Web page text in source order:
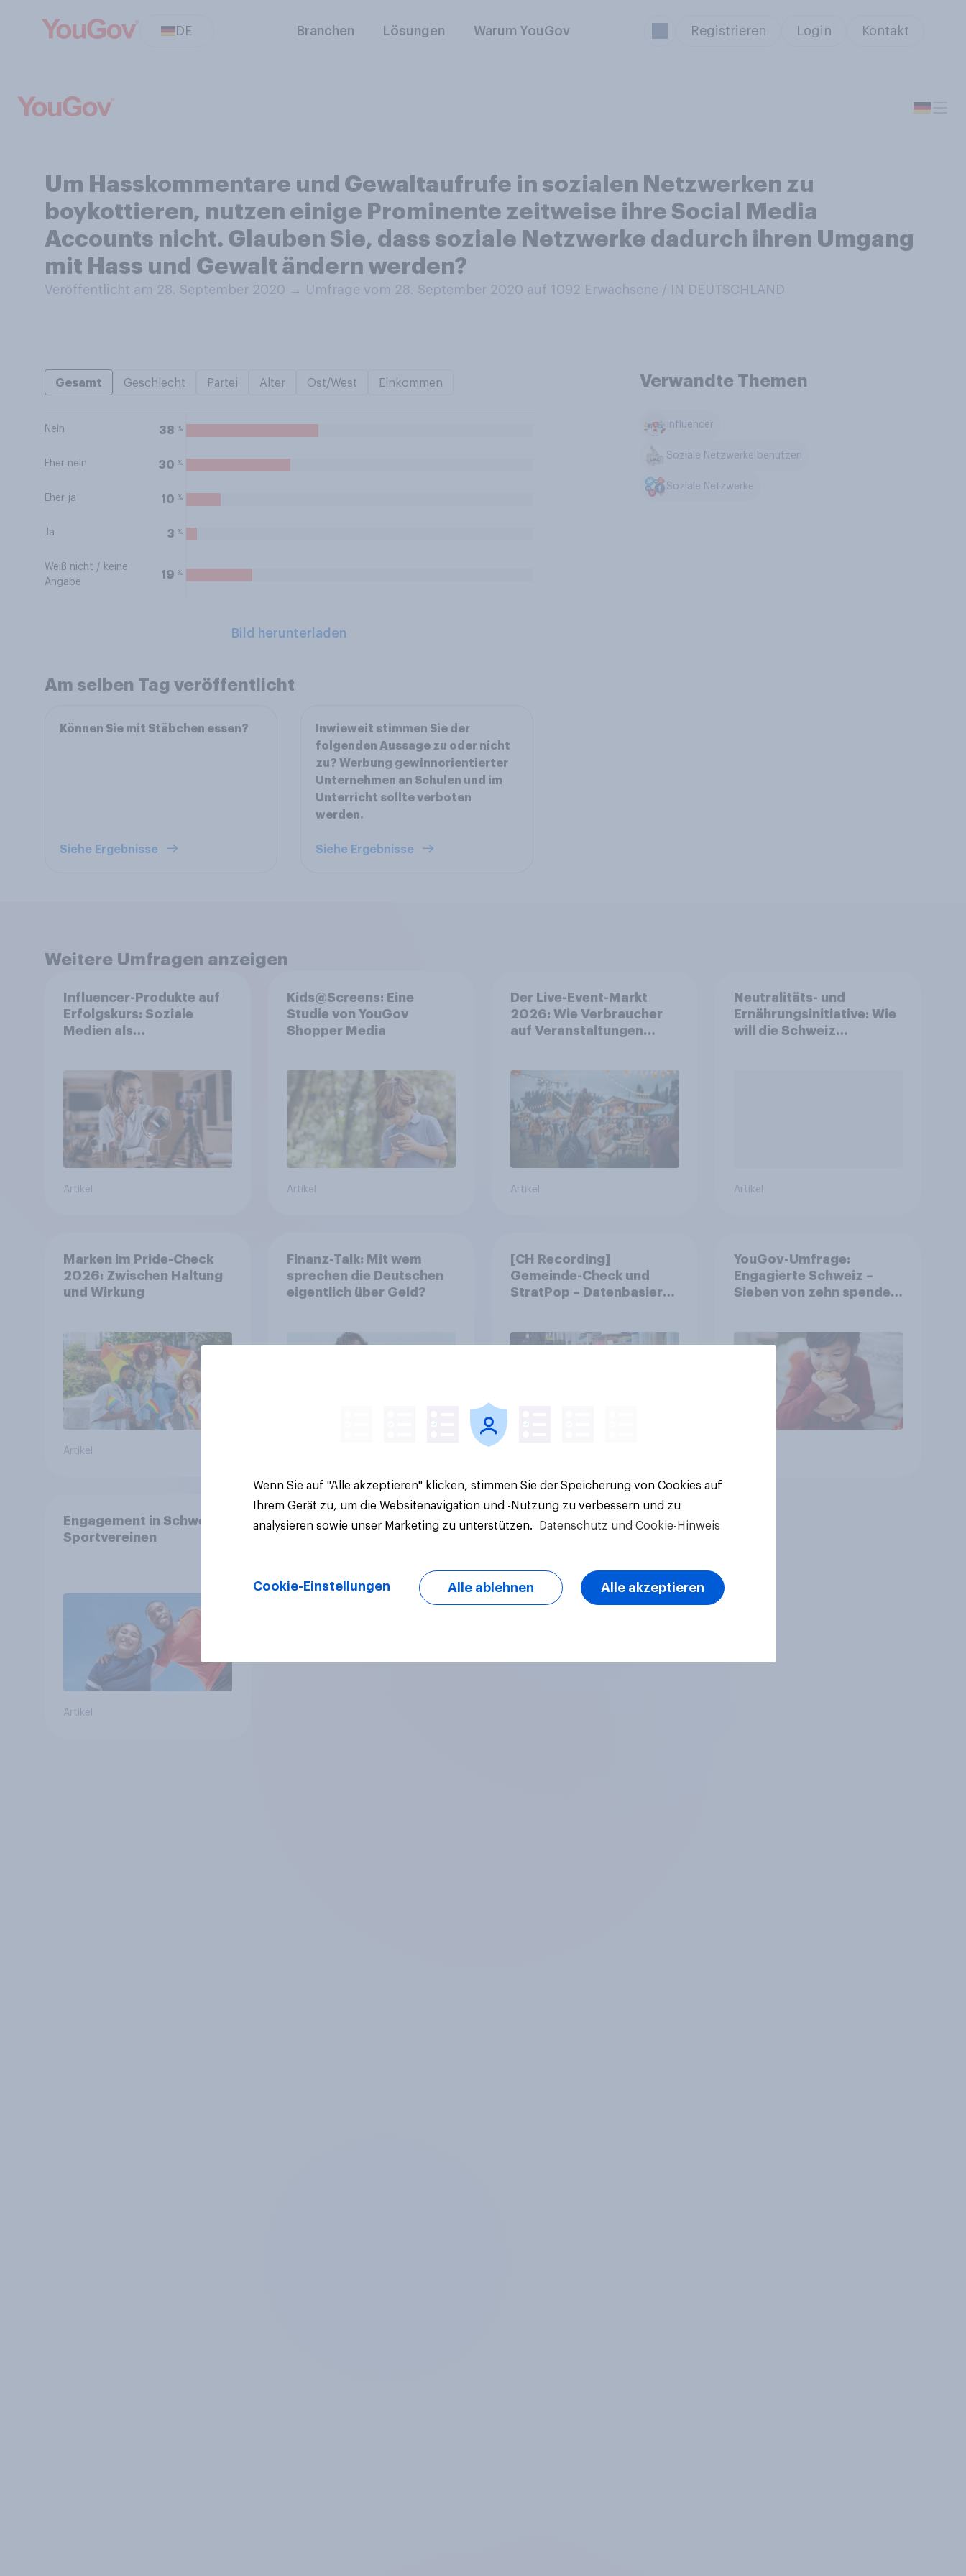
DE Branchen Lösungen Warum YouGov Registrieren Login Kontakt
Um Hasskommentare und Gewaltaufrufe in sozialen Netzwerken zu
boykottieren, nutzen einige Prominente zeitweise ihre Social Media
Accounts nicht. Glauben Sie, dass soziale Netzwerke dadurch ihren Umgang
mit Hass und Gewalt ändern werden?
Veröffentlicht am 28. September 2020 → Umfrage vom 28. September 2020 auf 1092 Erwachsene / IN DEUTSCHLAND
Gesamt Geschlecht Partei Alter Ost/West Einkommen
Nein 38 %
Eher nein 30 %
Eher ja 10 %
Ja 3 %
Weiß nicht / keine
Angabe
19 %
Bild herunterladen
Verwandte Themen
Influencer
Soziale Netzwerke benutzen
Soziale Netzwerke
Am selben Tag veröffentlicht
Können Sie mit Stäbchen essen?
Siehe Ergebnisse
Inwieweit stimmen Sie der
folgenden Aussage zu oder nicht
zu? Werbung gewinnorientierter
Unternehmen an Schulen und im
Unterricht sollte verboten
werden.
Siehe Ergebnisse
Weitere Umfragen anzeigen
Influencer-Produkte auf
Erfolgskurs: Soziale
Medien als
Artikel
Kids@Screens: Eine
Studie von YouGov
Shopper Media
Artikel
Der Live-Event-Markt
2026: Wie Verbraucher
auf Veranstaltungen
Artikel
Neutralitäts- und
Ernährungsinitiative: Wie
will die Schweiz
Artikel
Marken im Pride-Check
2026: Zwischen Haltung
und Wirkung
Artikel
Finanz-Talk: Mit wem
sprechen die Deutschen
eigentlich über Geld?
[CH Recording]
Gemeinde-Check und
StratPop – Datenbasierte
YouGov-Umfrage:
Engagierte Schweiz –
Sieben von zehn spenden,
Engagement in Schweizer
Sportvereinen
Artikel
Wenn Sie auf "Alle akzeptieren" klicken, stimmen Sie der Speicherung von Cookies auf
Ihrem Gerät zu, um die Websitenavigation und -Nutzung zu verbessern und zu
analysieren sowie unser Marketing zu unterstützen.
Datenschutz und Cookie-Hinweis
Cookie-Einstellungen Alle ablehnen Alle akzeptieren